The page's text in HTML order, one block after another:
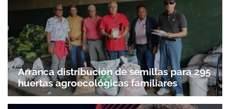
Arranca distribución de semillas para 295
huertas agroecológicas familiares